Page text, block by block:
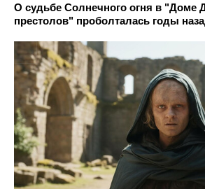
О судьбе Солнечного огня в "Доме
престолов" проболталась годы